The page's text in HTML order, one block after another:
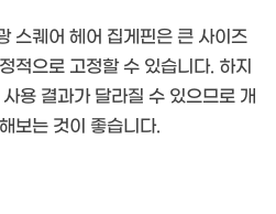
스퀘어 헤어 집게핀은 큰 사이즈
적으로 고정할 수 있습니다. 하지
용 결과가 달라질 수 있으므로 개
보는 것이 좋습니다.